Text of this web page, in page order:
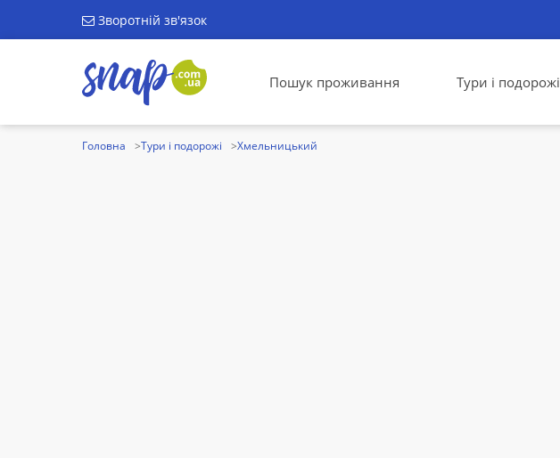
Зворотній зв'язок
Пошук проживання Тури і подорожі
Головна Тури і подорожі Хмельницький